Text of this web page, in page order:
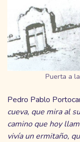
Puerta a
Pedro Pablo
cueva, que mira al
camino que hoy
vivía un ermitaño,